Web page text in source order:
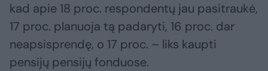
kad apie 18 proc. respondentų jau pasitraukė,
17 proc. planuoja tą padaryti, 16 proc. dar
neapsisprendę, o 17 proc. – liks kaupti
pensijų pensijų fonduose.